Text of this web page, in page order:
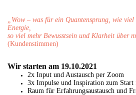
„Wow – was für ein Quantensprung, wie
Energie,
so viel mehr Bewusstsein und Klarheit über
(Kundenstimmen)
Wir starten am 19.10.2021
2x Input und Austausch per Zoom
3x Impulse und Inspiration zum Start
Raum für Erfahrungsaustausch und